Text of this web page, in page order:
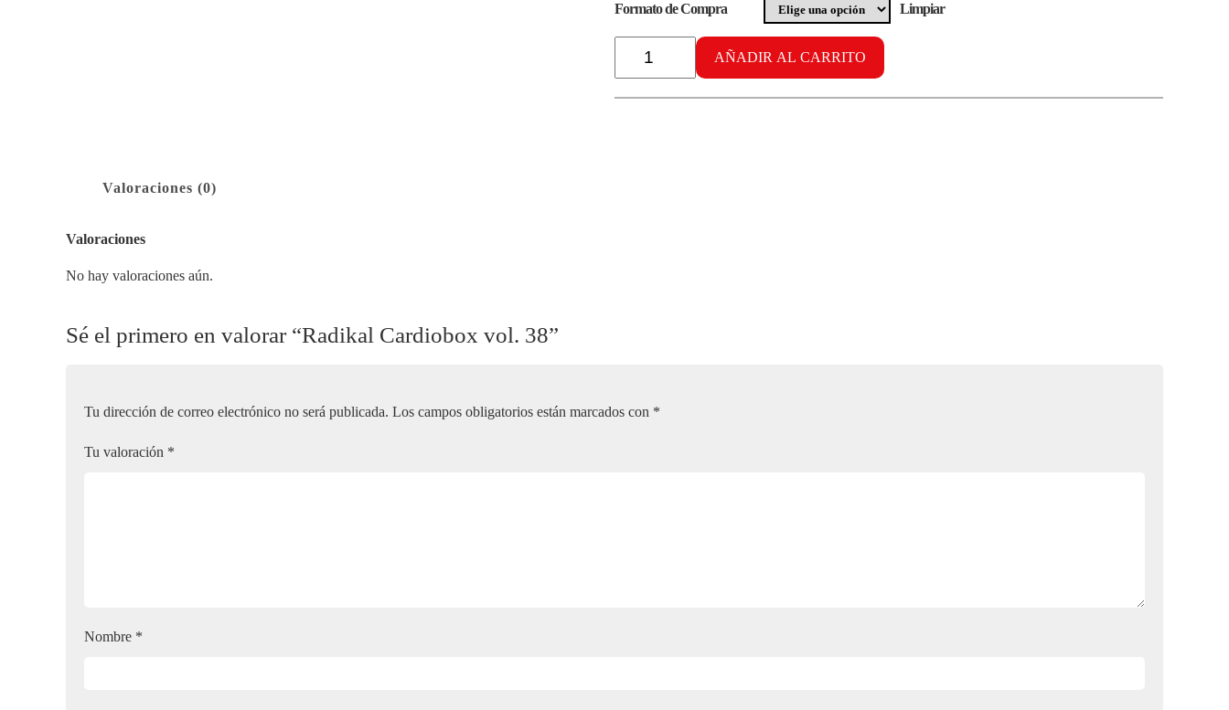
Formato de Compra Limpiar
Radikal
Cardiobox
cantidad
AÑADIR AL CARRITO
Valoraciones (0)
Valoraciones
No hay valoraciones aún.
Sé el primero en valorar “Radikal Cardiobox vol. 38”
Tu dirección de correo electrónico no será publicada. Los campos obligatorios están marcados con *
Tu valoración *
Nombre *